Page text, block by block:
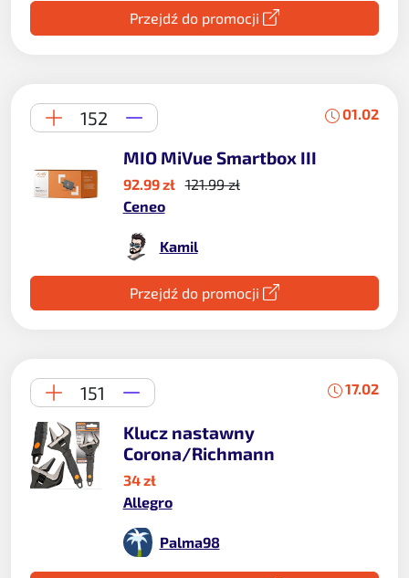
Przejdź do promocji
152 01.02
MIO MiVue Smartbox III
92.99 zł 121.99 zł
Ceneo
Kamil
Przejdź do promocji
151 17.02
Klucz nastawny
Corona/Richmann
34 zł
Allegro
Palma98